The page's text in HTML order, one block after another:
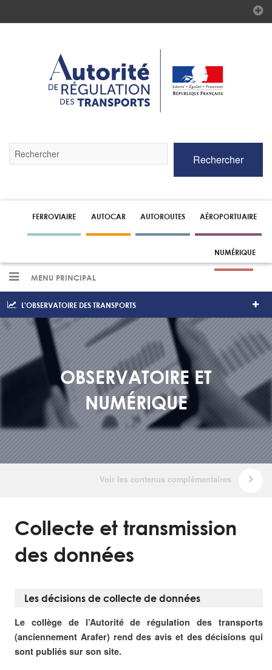
par
pour
recherche
Rechercher
FERROVIAIRE AUTOCAR AUTOROUTES AÉROPORTUAIRE
NUMÉRIQUE
MENU PRINCIPAL
L'OBSERVATOIRE DES TRANSPORTS
OBSERVATOIRE ET
NUMÉRIQUE
Collecte et transmission
des données
Les décisions de collecte de données
Le collège de l’Autorité de régulation des transports
(anciennement Arafer) rend des avis et des décisions qui
sont publiés sur son site.